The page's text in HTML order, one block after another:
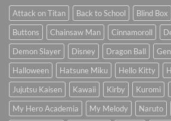
Attack on Titan Back to School Blind Box
Buttons
Chainsaw Man Cinnamoroll
Demon Slayer
Disney Dragon Ball
Halloween
Hatsune Miku Hello Kitty
Jujutsu Kaisen
Kawaii Kirby Kuromi
My Hero Academia
My Melody Naruto